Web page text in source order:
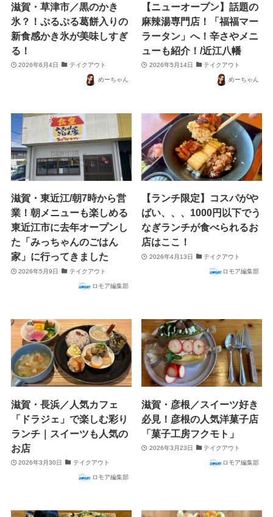
滋賀・草津市／黒のかき
氷？！ぷるぷる葛餅入りの
新食感かき氷が美味しすぎ
る！
2026年6月4日 テイクアウト
めーちゃん
【ニューオープン】話題の
麻辣湯専門店！「福福マー
ラータン」へ！辛さやメニ
ューも紹介！/近江八幡
2026年5月14日 テイクアウト
めーちゃん
滋賀・東近江/朝7時から営
業！朝メニューも楽しめる
東近江市に去年オープンし
た「みっちゃんのごはん
家」に行ってきました
2026年5月9日 テイクアウト
ロモア編集部
【ランチ限定】コスパがや
ばい、、、1000円以下でう
なぎランチが食べられるお
店はここ！
2026年4月13日 テイクアウト
ロモア編集部
滋賀・長浜／人気カフェ
「ドラジェ」で楽しむ彩り
ランチ｜スイーツも人気の
お店
2026年3月30日 テイクアウト
ロモア編集部
滋賀・彦根／スイーツ好き
必見！彦根の人気洋菓子店
「菓子工房フクモト」
2026年3月23日 テイクアウト
ロモア編集部